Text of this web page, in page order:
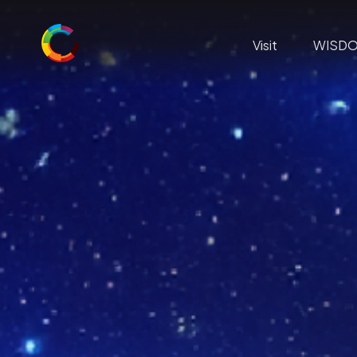
Visit
Summer in Space at
Practical Information
School and Education
Conference and event
Children’s party
Restaurant & Café C
The
Home of
Wisdome
WISDOME